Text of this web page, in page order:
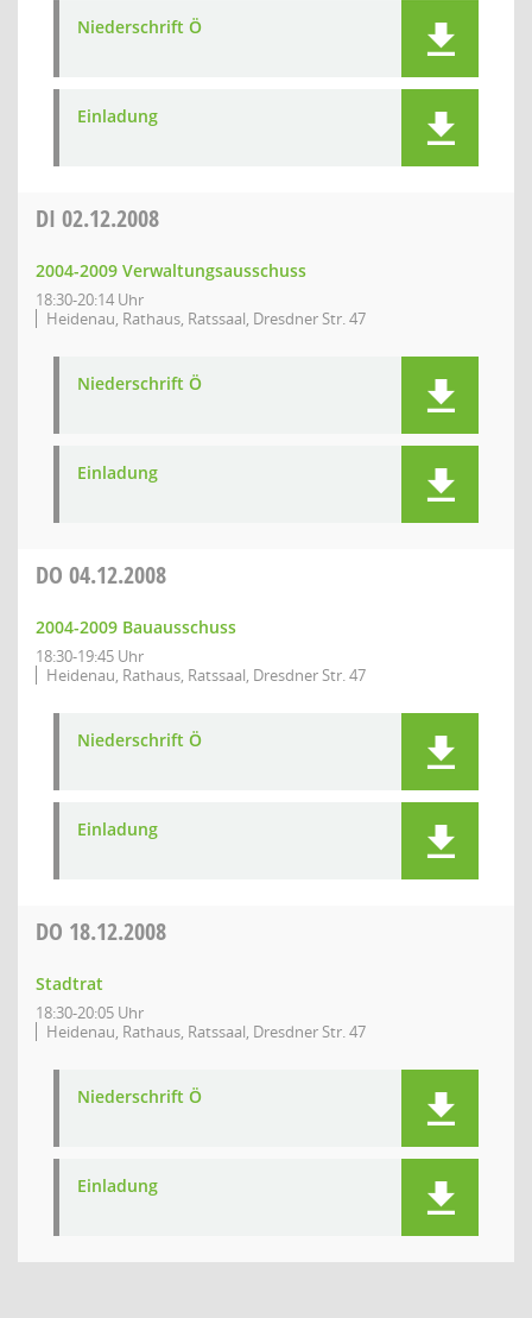
Niederschrift Ö
Einladung
DI 02.12.2008
2004-2009 Verwaltungsausschuss
18:30-20:14 Uhr
Heidenau, Rathaus, Ratssaal, Dresdner Str. 47
Niederschrift Ö
Einladung
DO 04.12.2008
2004-2009 Bauausschuss
18:30-19:45 Uhr
Heidenau, Rathaus, Ratssaal, Dresdner Str. 47
Niederschrift Ö
Einladung
DO 18.12.2008
Stadtrat
18:30-20:05 Uhr
Heidenau, Rathaus, Ratssaal, Dresdner Str. 47
Niederschrift Ö
Einladung